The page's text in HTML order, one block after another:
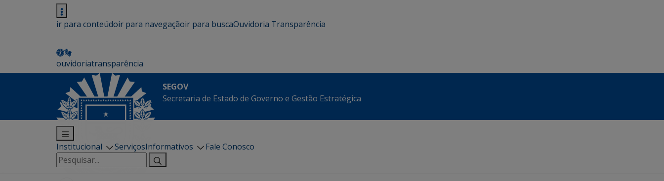
ir para conteúdoir para navegaçãoir para buscaOuvidoria Transparência
ouvidoriatransparência
SEGOV
Secretaria de Estado de Governo e Gestão Estratégica
Institucional ServiçosInformativos
Fale Conosco
Pesquisar
por: